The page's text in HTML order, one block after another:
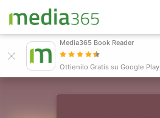
Accedi
Media365 Book Reader
Ottienilo Gratis su Google Play